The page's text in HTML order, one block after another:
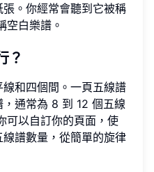
。你經常會聽到它被稱
空白樂譜。
？
和四個間。一頁五線譜
通常為 8 到 12 個五線
可以自訂你的頁面，使
譜數量，從簡單的旋律